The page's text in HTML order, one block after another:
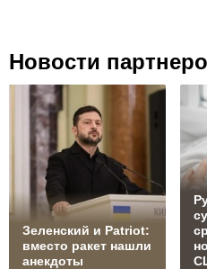
Новости
Зеленский и Patriot:
вместо ракет нашли
анекдоты